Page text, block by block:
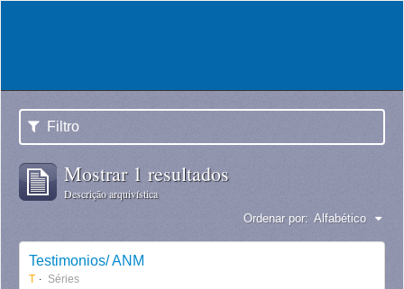
Filtro
Mostrar 1 resultados
Descrição arquivística
Ordenar por: Alfabético
Testimonios/ ANM
T Séries